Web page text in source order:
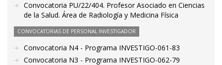
Convocatoria PU/22/404. Profesor Asociado en Ciencias
de la Salud. Área de Radiología y Medicina Física
CONVOCATORIAS DE PERSONAL INVESTIGADOR
Convocatoria N4 - Programa INVESTIGO-061-83
Convocatoria N3 - Programa INVESTIGO-062-79